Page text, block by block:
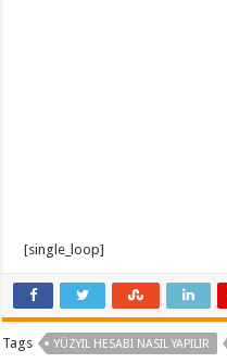
[single_loop]
Tags YÜZYIL HESABI NASIL YAPILIR